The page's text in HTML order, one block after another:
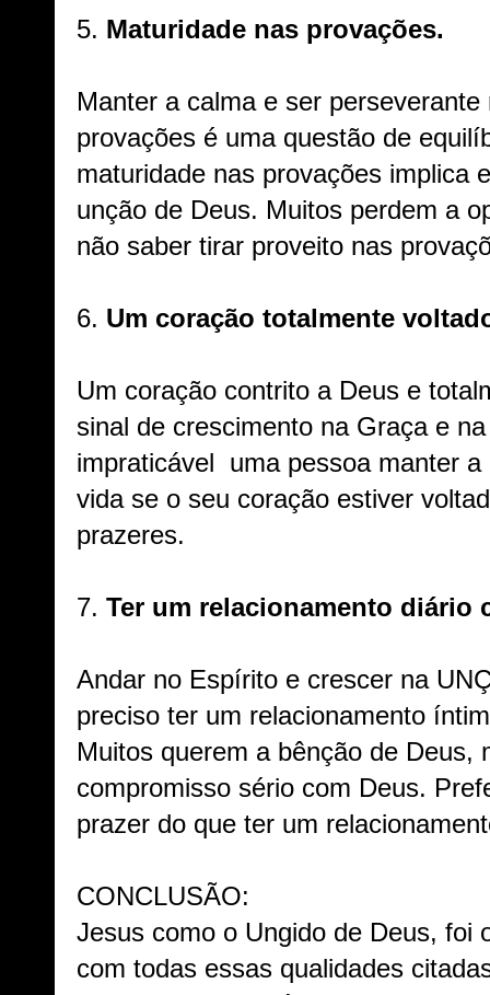
5. Maturidade nas provações.
Manter a calma e ser
provações é uma questão de
maturidade nas provações implica
unção de Deus. Muitos perdem a
não saber tirar proveito nas
6. Um coração totalmente
Um coração contrito a Deus e
sinal de crescimento na Graça e
impraticável uma pessoa manter a
vida se o seu coração estiver
prazeres.
7. Ter um relacionamento diário
Andar no Espírito e crescer na
preciso ter um relacionamento
Muitos querem a bênção de Deus,
compromisso sério com Deus.
prazer do que ter um
CONCLUSÃO:
Jesus como o Ungido de Deus, foi
com todas essas qualidades